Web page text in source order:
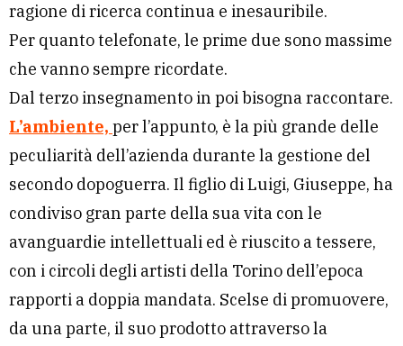
ragione di ricerca continua e inesauribile.
Per quanto telefonate, le prime due sono massime
che vanno sempre ricordate.
Dal terzo insegnamento in poi bisogna raccontare.
L’ambiente, per l’appunto, è la più grande delle
peculiarità dell’azienda durante la gestione del
secondo dopoguerra. Il figlio di Luigi, Giuseppe, ha
condiviso gran parte della sua vita con le
avanguardie intellettuali ed è riuscito a tessere,
con i circoli degli artisti della Torino dell’epoca
rapporti a doppia mandata. Scelse di promuovere,
da una parte, il suo prodotto attraverso la